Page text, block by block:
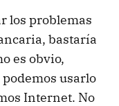
los problemas
bastaría
es obvio,
podemos usarlo
Internet. No